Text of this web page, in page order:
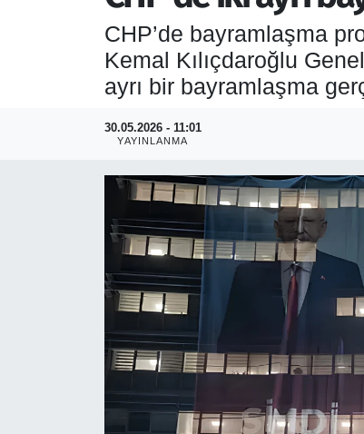
CHP’de bayramlaşma
Kemal Kılıçdaroğlu
ayrı bir bayramlaşma
30.05.2026 - 11:01
YAYINLANMA
EKONOMİ
SİYASET
Puan Durumu ve Fikstür
Tüm Manşetler